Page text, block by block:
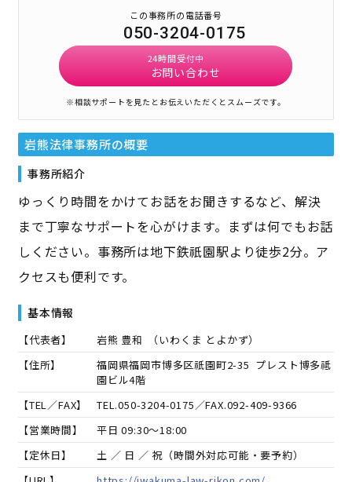
この事務所の電話番号
050-3204-0175
24時間受付中
お問い合わせ
※相談サポートを見たとお伝えいただくとスムーズです。
岩熊法律事務所の概要
事務所紹介
ゆっくり時間をかけてお話をお聞きするなど、解決
まで丁寧なサポートを心がけます。まずは何でもお話
しください。事務所は地下鉄祇園駅より徒歩2分。ア
クセスも便利です。
基本情報
【代表者】 岩熊 豊和 （いわくま とよかず）
【住所】
福岡県福岡市博多区祇園町2-35 プレスト博多祗
園ビル4階
【TEL／FAX】
TEL.050-3204-0175／FAX.092-409-9366
【営業時間】
平日 09:30～18:00
【定休日】
土 ／ 日 ／ 祝（時間外対応可能・要予約）